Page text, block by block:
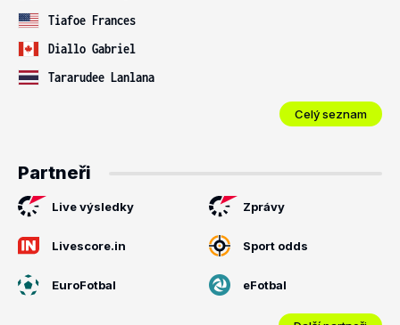
Tiafoe Frances
Diallo Gabriel
Tararudee Lanlana
Celý seznam
Partneři
Live výsledky Zprávy
Livescore.in Sport odds
EuroFotbal eFotbal